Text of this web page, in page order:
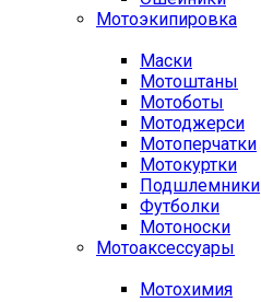
Мотоэкипировка
Маски
Мотоштаны
Мотоботы
Мотоджерси
Мотоперчатки
Мотокуртки
Подшлемники
Футболки
Мотоноски
Мотоаксессуары
Мотохимия